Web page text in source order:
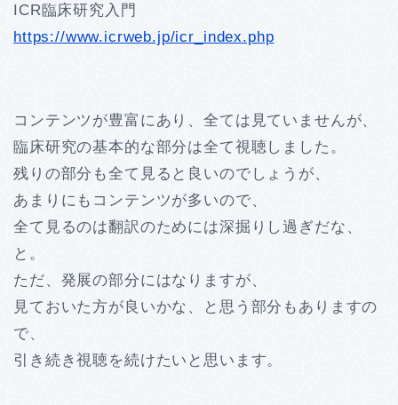
ICR臨床研究入門
https://www.icrweb.jp/icr_index.php
コンテンツが豊富にあり、全ては見ていませんが、
臨床研究の基本的な部分は全て視聴しました。
残りの部分も全て見ると良いのでしょうが、
あまりにもコンテンツが多いので、
全て見るのは翻訳のためには深掘りし過ぎだな、
と。
ただ、発展の部分にはなりますが、
見ておいた方が良いかな、と思う部分もありますの
で、
引き続き視聴を続けたいと思います。